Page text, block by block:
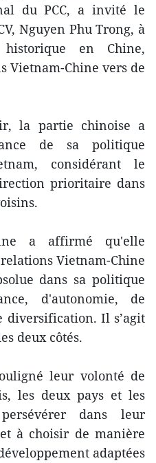
du PCC, a invité le
Nguyen Phu Trong, à
en Chine,
Vietnam-Chine vers de
la partie chinoise a
de sa politique
considérant le
prioritaire dans
a affirmé qu'elle
Vietnam-Chine
dans sa politique
d'autonomie, de
Il s’agit
deux côtés.
leur volonté de
les deux pays et les
dans leur
à choisir de manière
adaptées